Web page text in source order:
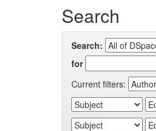
Search
Search:
for
Current filters: